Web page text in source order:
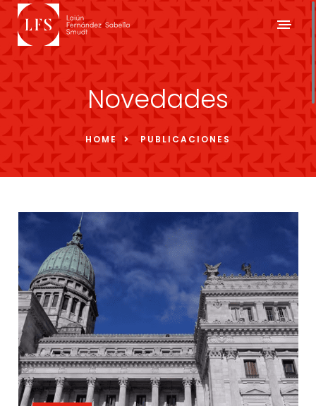
Novedades
HOME PUBLICACIONES